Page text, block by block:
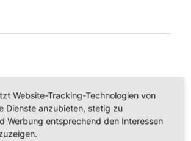
Website-Tracking-Technologien von
Dienste anzubieten, stetig zu
Werbung entsprechend den Interessen